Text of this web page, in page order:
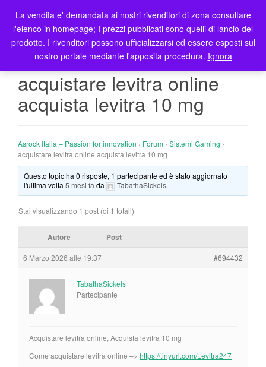
T
o
g
l
a
i
acquistare levitra online
acquista levitra 10 mg
Asrock Italia – Passion for innovation › Forum › Sistemi Gaming ›
acquistare levitra online acquista levitra 10 mg
Questo topic ha 0 risposte, 1 partecipante ed è stato aggiornato
l'ultima volta5 mesi fa da TabathaSickels.
Stai visualizzando 1 post (di 1 totali)
Autore Post
6 Marzo 2026 alle 19:37 #694432
TabathaSickels
Partecipante
Acquistare levitra online, Acquista levitra 10 mg
Come acquistare levitra online –> https://tinyurl.com/Levitra247
La vendita e' demandata ai nostri rivenditori di zona consultare
l'elenco in homepage; I prezzi pubblicati sono quelli di lancio del
prodotto. I rivenditori possono ufficializzarsi ed essere esposti sul
nostro portale mediante l'apposita procedura. Ignora